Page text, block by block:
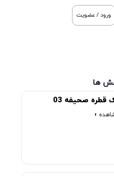
ورود / عضویت
ها
قطره صحیفه 03
»